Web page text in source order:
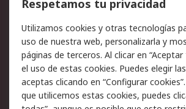
Facturación y pago
Ofertas
Legal
Aviso legal
Política
Respetamos tu privacidad
Utilizamos cookies y otras tecnologías
uso de nuestra web, personalizarla y
páginas de terceros. Al clicar en
el uso de estas cookies. Puedes elegir
aceptas clicando en “Configurar
que utilicemos estas cookies, puedes